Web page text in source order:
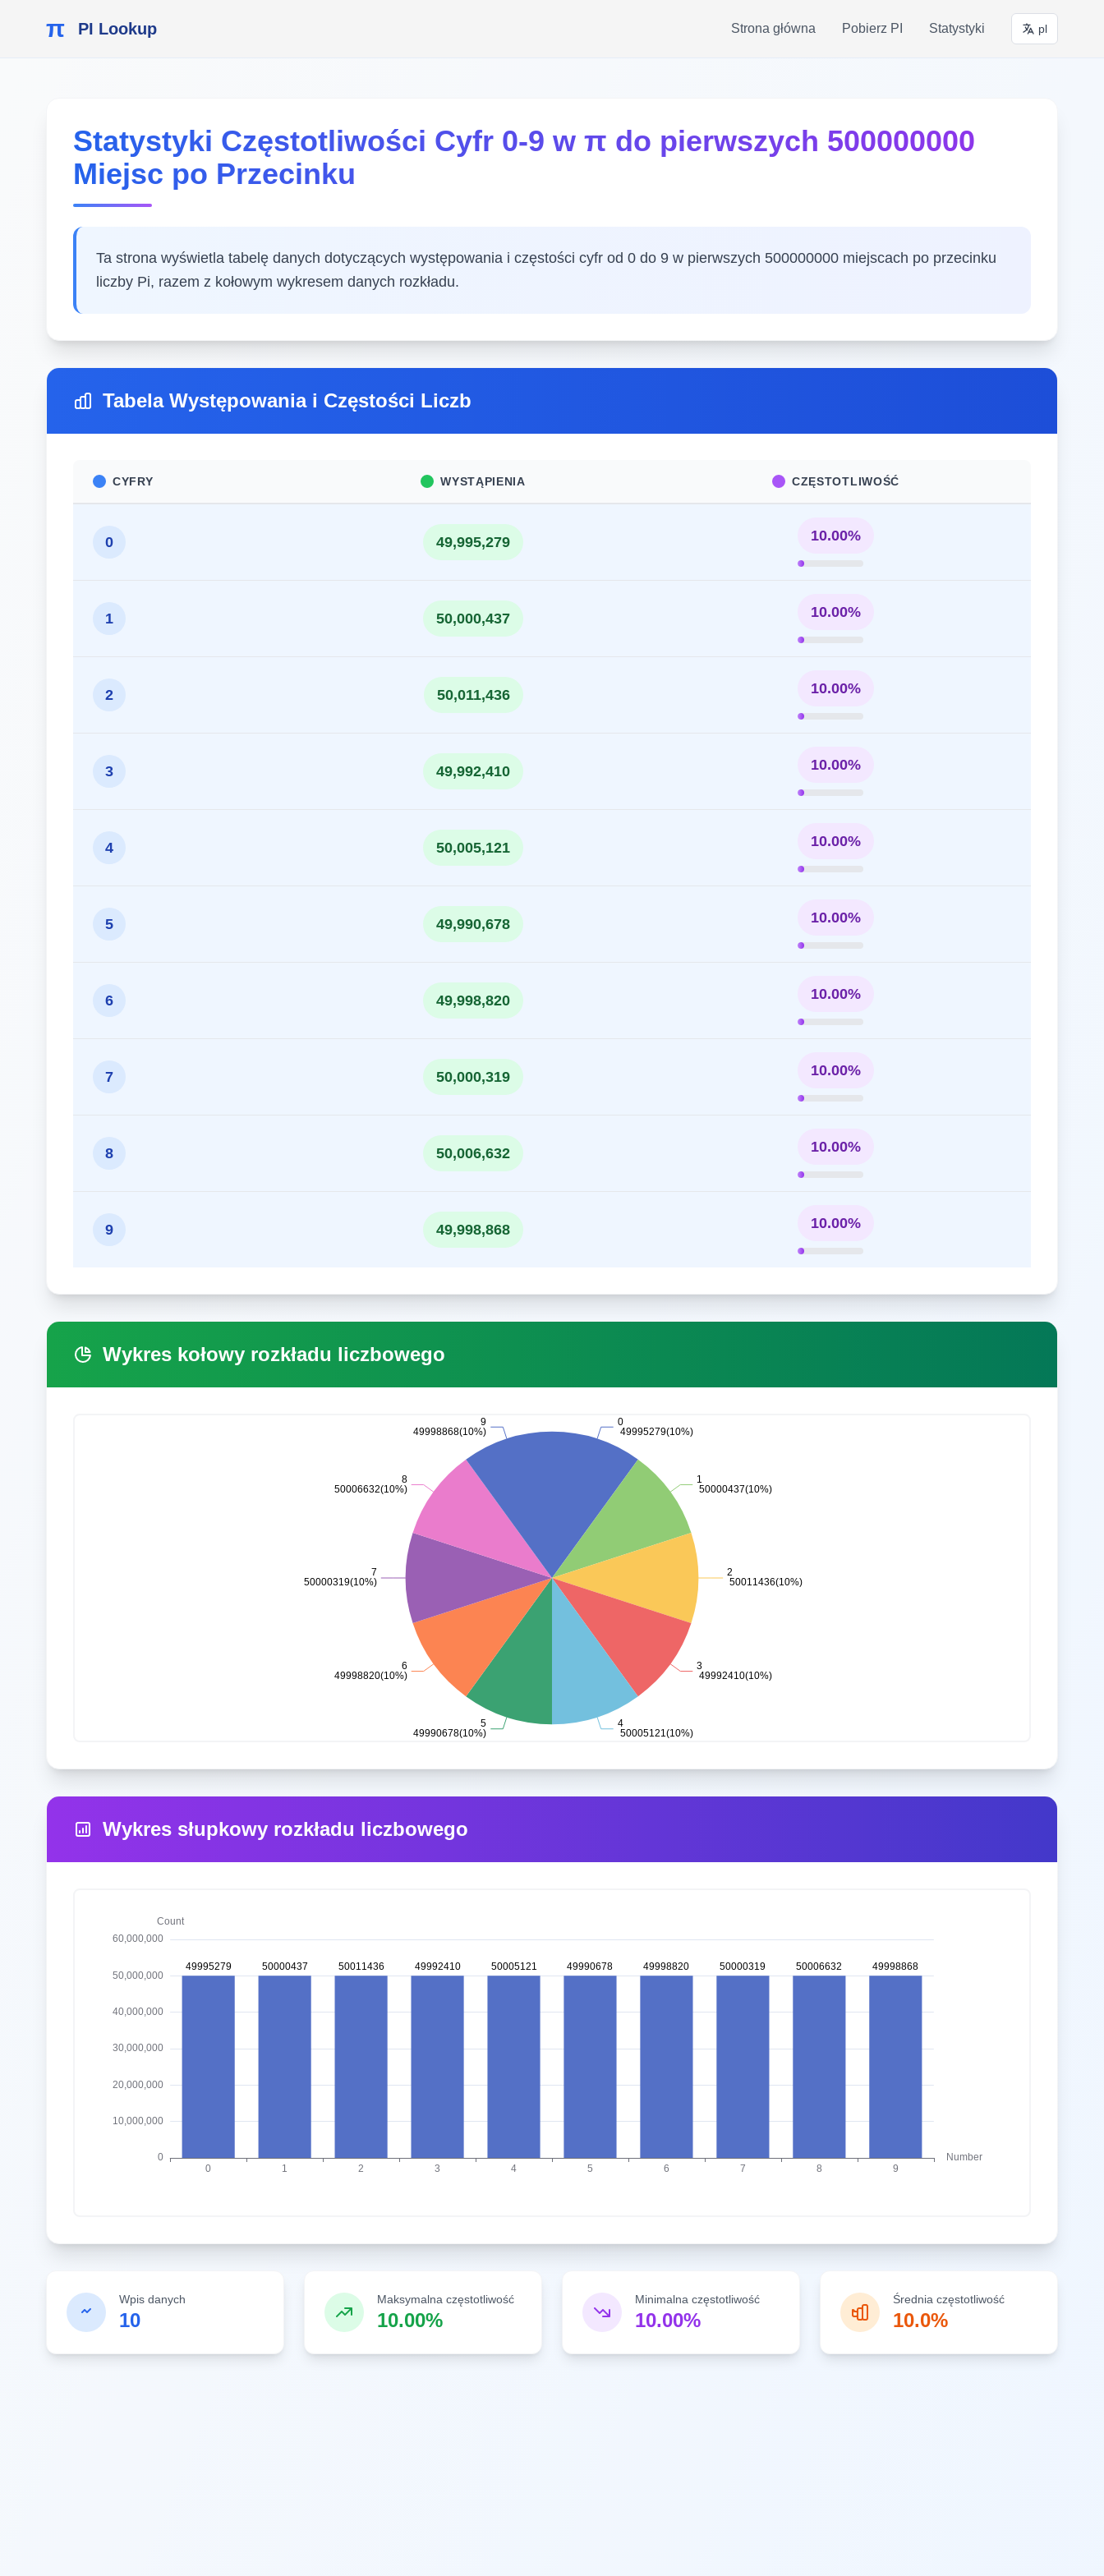
π PI Lookup Strona główna Pobierz PI Statystyki pl
Statystyki Częstotliwości Cyfr 0-9 w π do pierwszych 500000000
Miejsc po Przecinku
Ta strona wyświetla tabelę danych dotyczących występowania i częstości cyfr od 0 do 9 w pierwszych 500000000 miejscach po przecinku
liczby Pi, razem z kołowym wykresem danych rozkładu.
Tabela Występowania i Częstości Liczb
CYFRY WYSTĄPIENIA CZĘSTOTLIWOŚĆ
0 49,995,279 10.00%
1 50,000,437 10.00%
2 50,011,436 10.00%
3 49,992,410 10.00%
4 50,005,121 10.00%
5 49,990,678 10.00%
6 49,998,820 10.00%
7 50,000,319 10.00%
8 50,006,632 10.00%
9 49,998,868 10.00%
Wykres kołowy rozkładu liczbowego
Wykres słupkowy rozkładu liczbowego
Wpis danych
10
Maksymalna częstotliwość
10.00%
Minimalna częstotliwość
10.00%
Średnia częstotliwość
10.0%